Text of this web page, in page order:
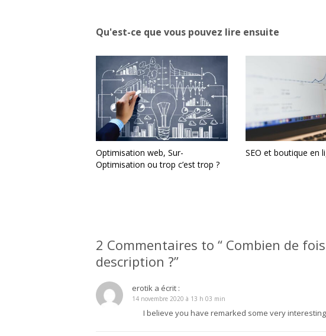
Qu'est-ce que vous pouvez lire ensuite
Optimisation web, Sur-
Optimisation ou trop c’est trop ?
SEO et boutique en
2 Commentaires to “ Combien de
description ?”
erotik a écrit :
14 novembre 2020 à 13 h 03 min
I believe you have remarked some very